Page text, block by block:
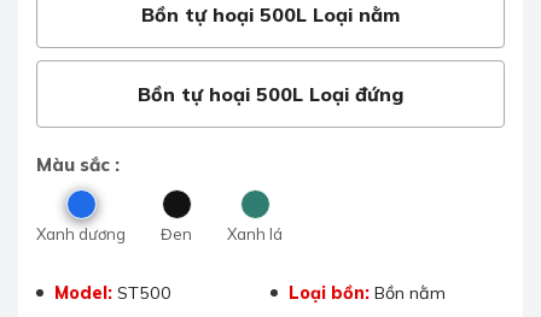
Bồn tự hoại 500L Loại nằm
Bồn tự hoại 500L Loại đứng
Màu sắc :
Xanh dương Đen Xanh lá
Model: ST500 Loại bồn: Bồn nằm